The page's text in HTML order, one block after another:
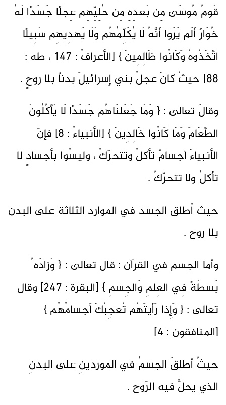
قَومُ مُوسَى مِن بَعدِهِ مِن حُلِيِّهِم عِجلًا جَسَدًا لَهُ
خُوَارٌ أَلَم يَرَوا أَنَّهُ لَا يُكَلِّمُهُم وَلَا يَهدِيهِم سَبِيلًا
اتَّخَذُوهُ وَكَانُوا ظَالِمِينَ } [الأعرافُ : 147 ، طه :
88] حيثُ كانَ عجلُ بني إسرائيلَ بدناً بلا روحٍ .
وقالَ تعالى : { وَمَا جَعَلنَاهُم جَسَدًا لَا يَأكُلُونَ
الطَّعَامَ وَمَا كَانُوا خَالِدِينَ } [الأنبياءُ : 8] فإنّ
الأنبياءَ أجسامٌ تأكلُ وتتحرّكُ ، وليسُوا بأجسادٍ لا
تأكلُ ولا تتحرّكُ .
حيث اُطلق الجسد في الموارد الثلاثة على البدن
بلا روح .
وأما الجسم في القرآن : قال تعالى : { وَزادَه ُ
بَسطَةً فِي العِلمِ وَالجِسمِ } [البقرة : 247] وقال
تعالى : { وَإِذا رَأَيتَهُم تُعجِبُكَ أَجسامُهُم }
[المنافقون : 4]
حيثُ أطلقَ الجسمُ في الموردينِ على البدنِ
الذي يحلُّ فيه الرّوح .